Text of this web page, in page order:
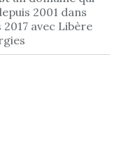
2001 dans
avec Libère